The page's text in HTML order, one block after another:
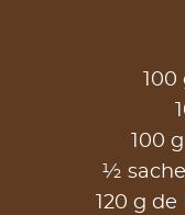
100
½
120 g